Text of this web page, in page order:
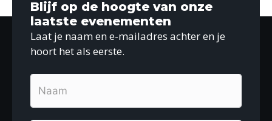
Blijf op de hoogte van onze
laatste evenementen
Laat je naam en e-mailadres achter en je
hoort het als eerste.